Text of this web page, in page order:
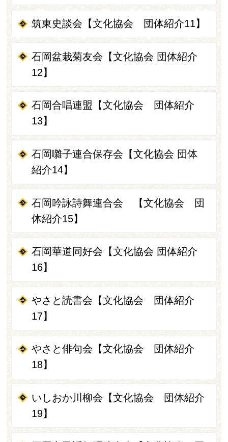
筑東史談会【文化協会 団体紹介11】
石岡盆栽菊友会【文化協会 団体紹介
12】
石岡合唱連盟【文化協会 団体紹介
13】
石岡囃子連合保存会【文化協会 団体
紹介14】
石岡吟詠詩舞連合会 【文化協会 団
体紹介15】
石岡華道同好会【文化協会 団体紹介
16】
やさと読書会【文化協会 団体紹介
17】
やさと俳句会【文化協会 団体紹介
18】
いしおか川柳会【文化協会 団体紹介
19】